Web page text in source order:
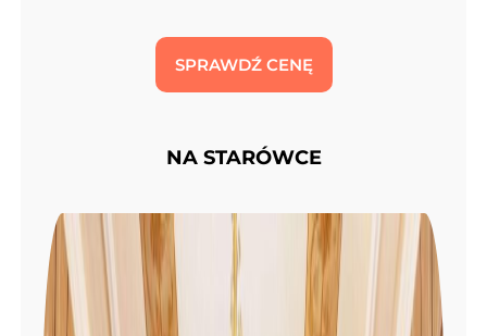
SPRAWDŹ CENĘ
NA STARÓWCE